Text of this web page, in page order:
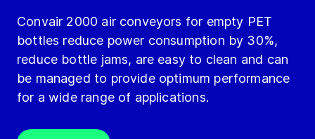
Convair 2000 air conveyors for empty PET
bottles reduce power consumption by 30%,
reduce bottle jams, are easy to clean and can
be managed to provide optimum performance
for a wide range of applications.